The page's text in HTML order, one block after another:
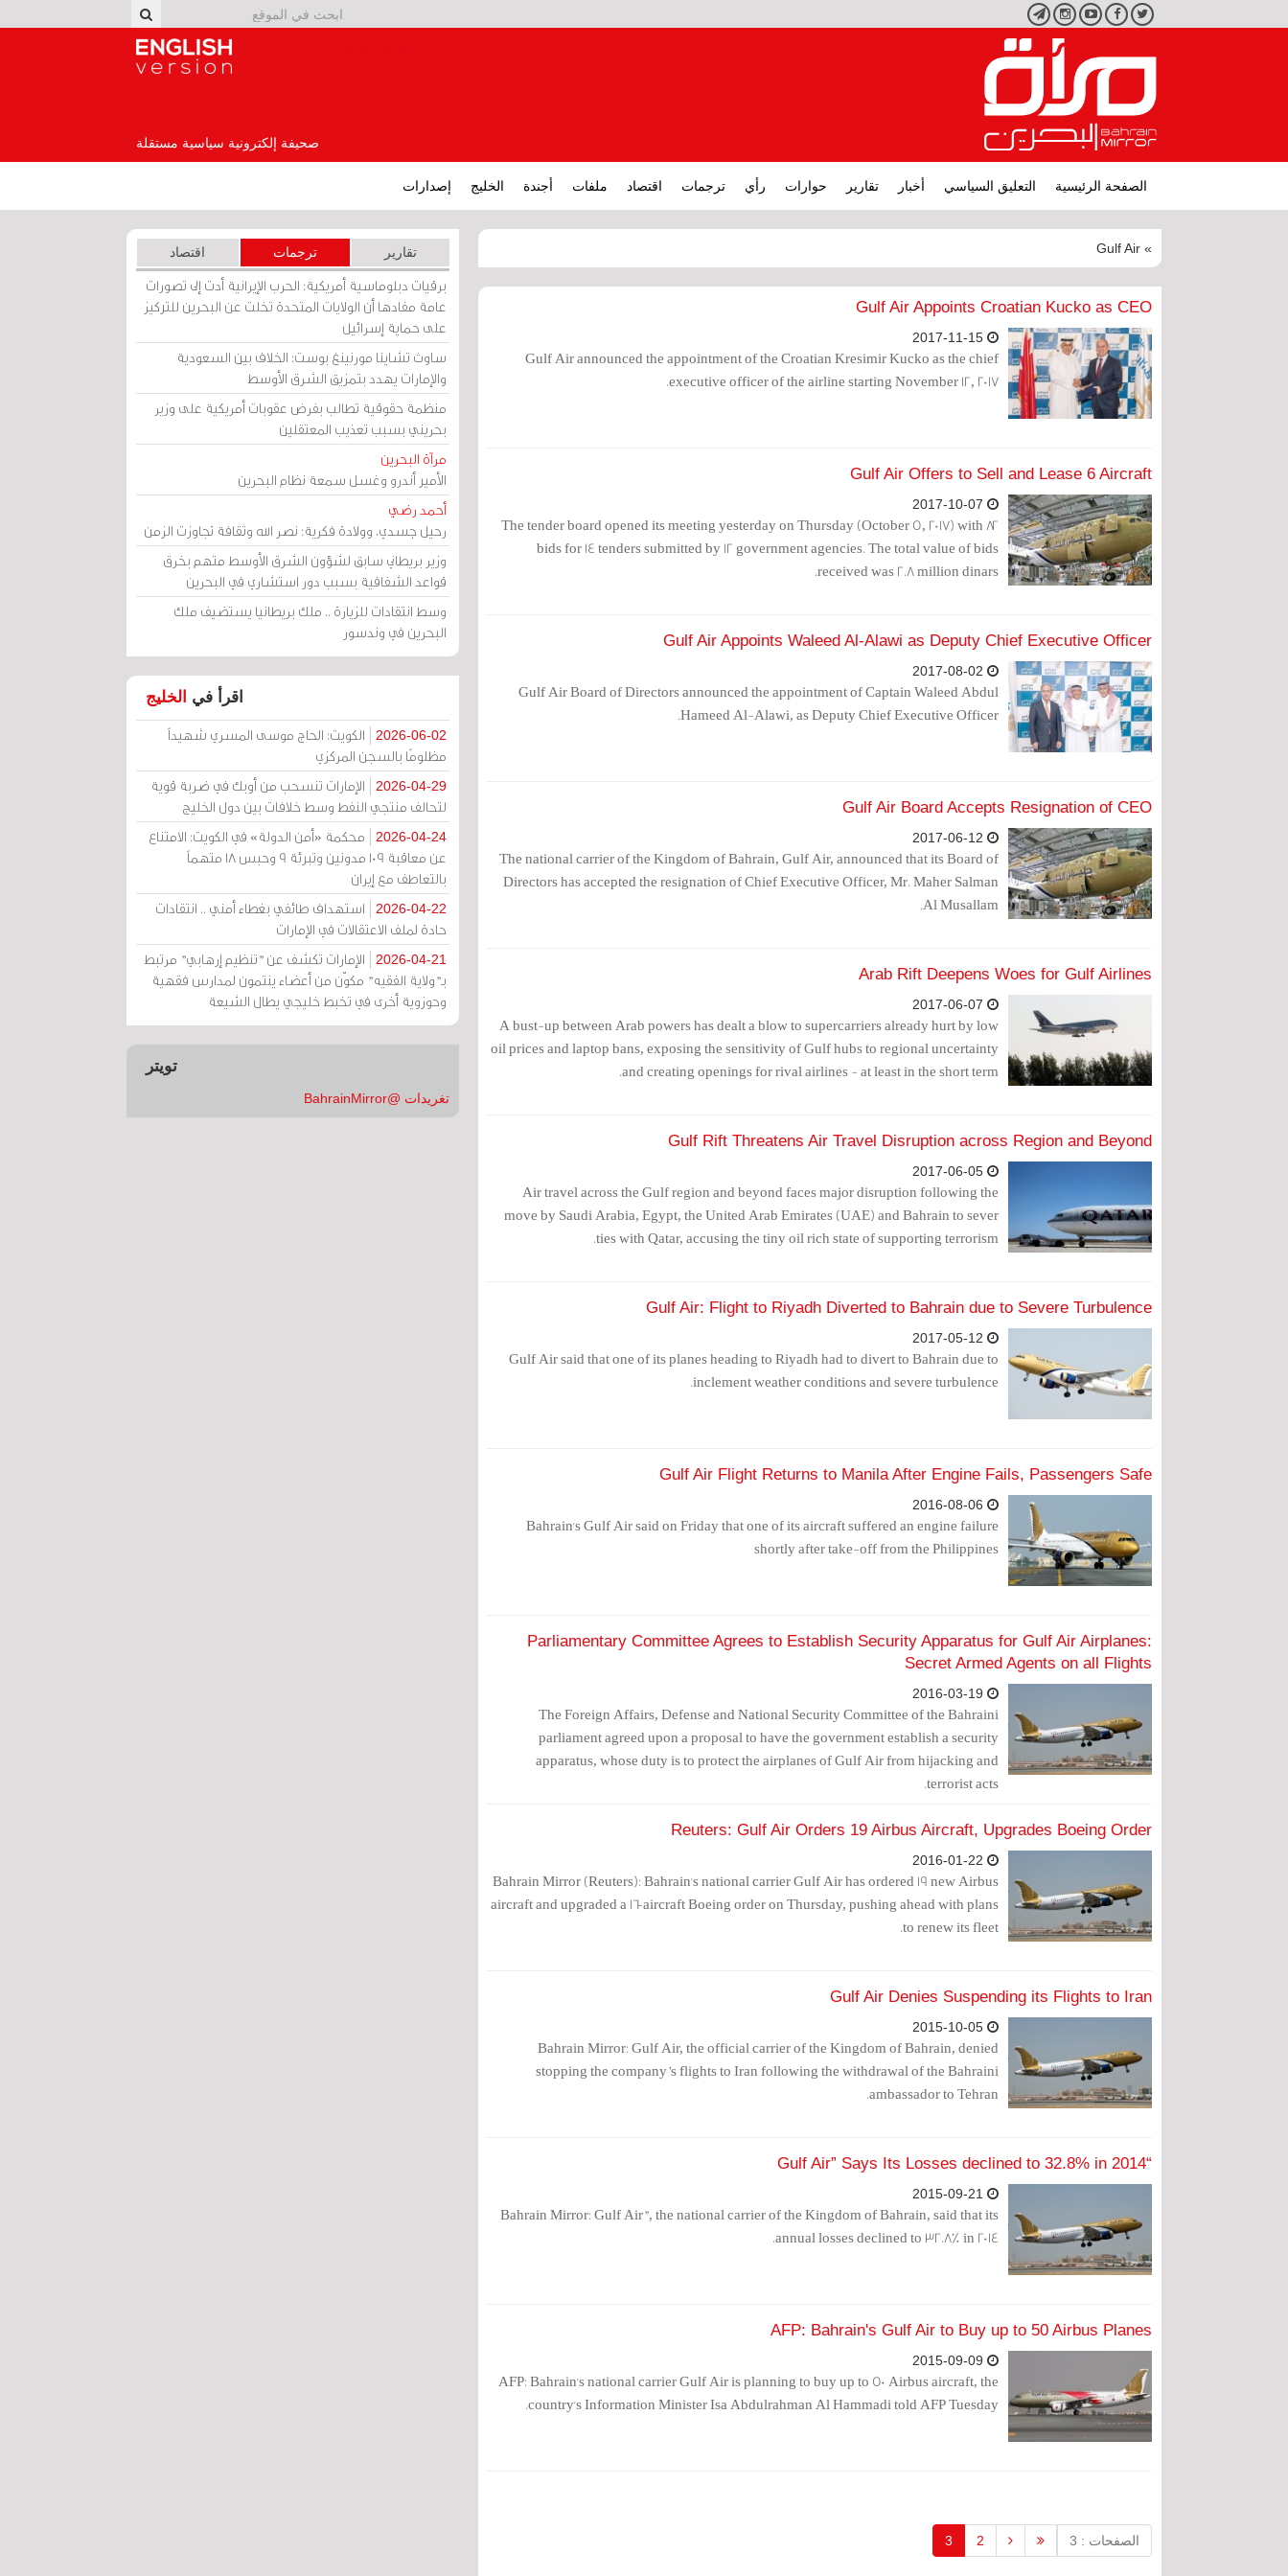
تويتر فيسبوكيوتيوبانستجرامتليجرام
صحيفة إلكترونية سياسية مستقلة
الصفحة الرئيسية التعليق السياسي أخبار تقارير حوارات رأي ترجمات اقتصاد ملفات أجندة الخليج إصدارات
» Gulf Air
Gulf Air Appoints Croatian Kucko as CEO
Gulf Air announced the appointment of the Croatian Kresimir Kucko as the chief
executive officer of the airline starting November 12, 2017.
Gulf Air Offers to Sell and Lease 6 Aircraft
The tender board opened its meeting yesterday on Thursday (October 5, 2017) with 82
bids for 14 tenders submitted by 12 government agencies. The total value of bids
received was 2.8 million dinars.
Gulf Air Appoints Waleed Al-Alawi as Deputy Chief Executive Officer
Gulf Air Board of Directors announced the appointment of Captain Waleed Abdul
Hameed Al-Alawi, as Deputy Chief Executive Officer.
Gulf Air Board Accepts Resignation of CEO
The national carrier of the Kingdom of Bahrain, Gulf Air, announced that its Board of
Directors has accepted the resignation of Chief Executive Officer, Mr. Maher Salman
Al Musallam.
Arab Rift Deepens Woes for Gulf Airlines
A bust-up between Arab powers has dealt a blow to supercarriers already hurt by low
oil prices and laptop bans, exposing the sensitivity of Gulf hubs to regional uncertainty
and creating openings for rival airlines - at least in the short term.
Gulf Rift Threatens Air Travel Disruption across Region and Beyond
Air travel across the Gulf region and beyond faces major disruption following the
move by Saudi Arabia, Egypt, the United Arab Emirates (UAE) and Bahrain to sever
ties with Qatar, accusing the tiny oil rich state of supporting terrorism.
Gulf Air: Flight to Riyadh Diverted to Bahrain due to Severe Turbulence
Gulf Air said that one of its planes heading to Riyadh had to divert to Bahrain due to
inclement weather conditions and severe turbulence.
Gulf Air Flight Returns to Manila After Engine Fails, Passengers Safe
Bahrain's Gulf Air said on Friday that one of its aircraft suffered an engine failure
shortly after take-off from the Philippines
Parliamentary Committee Agrees to Establish Security Apparatus for Gulf Air Airplanes:
Secret Armed Agents on all Flights
The Foreign Affairs, Defense and National Security Committee of the Bahraini
parliament agreed upon a proposal to have the government establish a security
apparatus, whose duty is to protect the airplanes of Gulf Air from hijacking and
terrorist acts.
Reuters: Gulf Air Orders 19 Airbus Aircraft, Upgrades Boeing Order
Bahrain Mirror (Reuters): Bahrain's national carrier Gulf Air has ordered 19 new Airbus
aircraft and upgraded a 16-aircraft Boeing order on Thursday, pushing ahead with plans
to renew its fleet.
Gulf Air Denies Suspending its Flights to Iran
Bahrain Mirror: Gulf Air, the official carrier of the Kingdom of Bahrain, denied
stopping the company’s flights to Iran following the withdrawal of the Bahraini
ambassador to Tehran.
“Gulf Air” Says Its Losses declined to 32.8% in 2014
Bahrain Mirror: Gulf Air”, the national carrier of the Kingdom of Bahrain, said that its
annual losses declined to 32.8% in 2014.
AFP: Bahrain's Gulf Air to Buy up to 50 Airbus Planes
AFP: Bahrain's national carrier Gulf Air is planning to buy up to 50 Airbus aircraft, the
country's Information Minister Isa Abdulrahman Al Hammadi told AFP Tuesday.
الصفحات : 3 2
3
تقارير ترجمات اقتصاد
برقيات دبلوماسية أمريكية: الحرب الإيرانية أدت إلى تصورات
عامة مفادها أن الولايات المتحدة تخلت عن البحرين للتركيز
على حماية إسرائيل
ساوث تشاينا مورنينغ بوست: الخلاف بين السعودية
والإمارات يهدد بتمزيق الشرق الأوسط
منظمة حقوقية تطالب بفرض عقوبات أمريكية على وزير
بحريني بسبب تعذيب المعتقلين
مرآة البحرين
الأمير أندرو وغسل سمعة نظام البحرين
أحمد رضي
رحيل جسدي، وولادة فكرية: نصر الله وثقافة تجاوزت الزمن
وزير بريطاني سابق لشؤون الشرق الأوسط متهم بخرق
قواعد الشفافية بسبب دور استشاري في البحرين
وسط انتقادات للزيارة .. ملك بريطانيا يستضيف ملك
البحرين في وندسور
اقرأ في الخليج
2026-06-02
الكويت: الحاج موسى المسري شهيداً
مظلومًا بالسجن المركزي
2026-04-29
الإمارات تنسحب من أوبك في ضربة قوية
لتحالف منتجي النفط وسط خلافات بين دول الخليج
2026-04-24
محكمة «أمن الدولة» في الكويت: الامتناع
عن معاقبة 109 مدونين وتبرئة 9 وحبس 18 متهماً
بالتعاطف مع إيران
2026-04-22
استهداف طائفي بغطاء أمني .. انتقادات
حادة لملف الاعتقالات في الإمارات
2026-04-21
الإمارات تكشف عن "تنظيم إرهابي" مرتبط
بـ"ولاية الفقيه" مكوّن من أعضاء ينتمون لمدارس فقهية
وحوزوية أخرى في تخبط خليجي يطال الشيعة
تويتر
تغريدات @BahrainMirror